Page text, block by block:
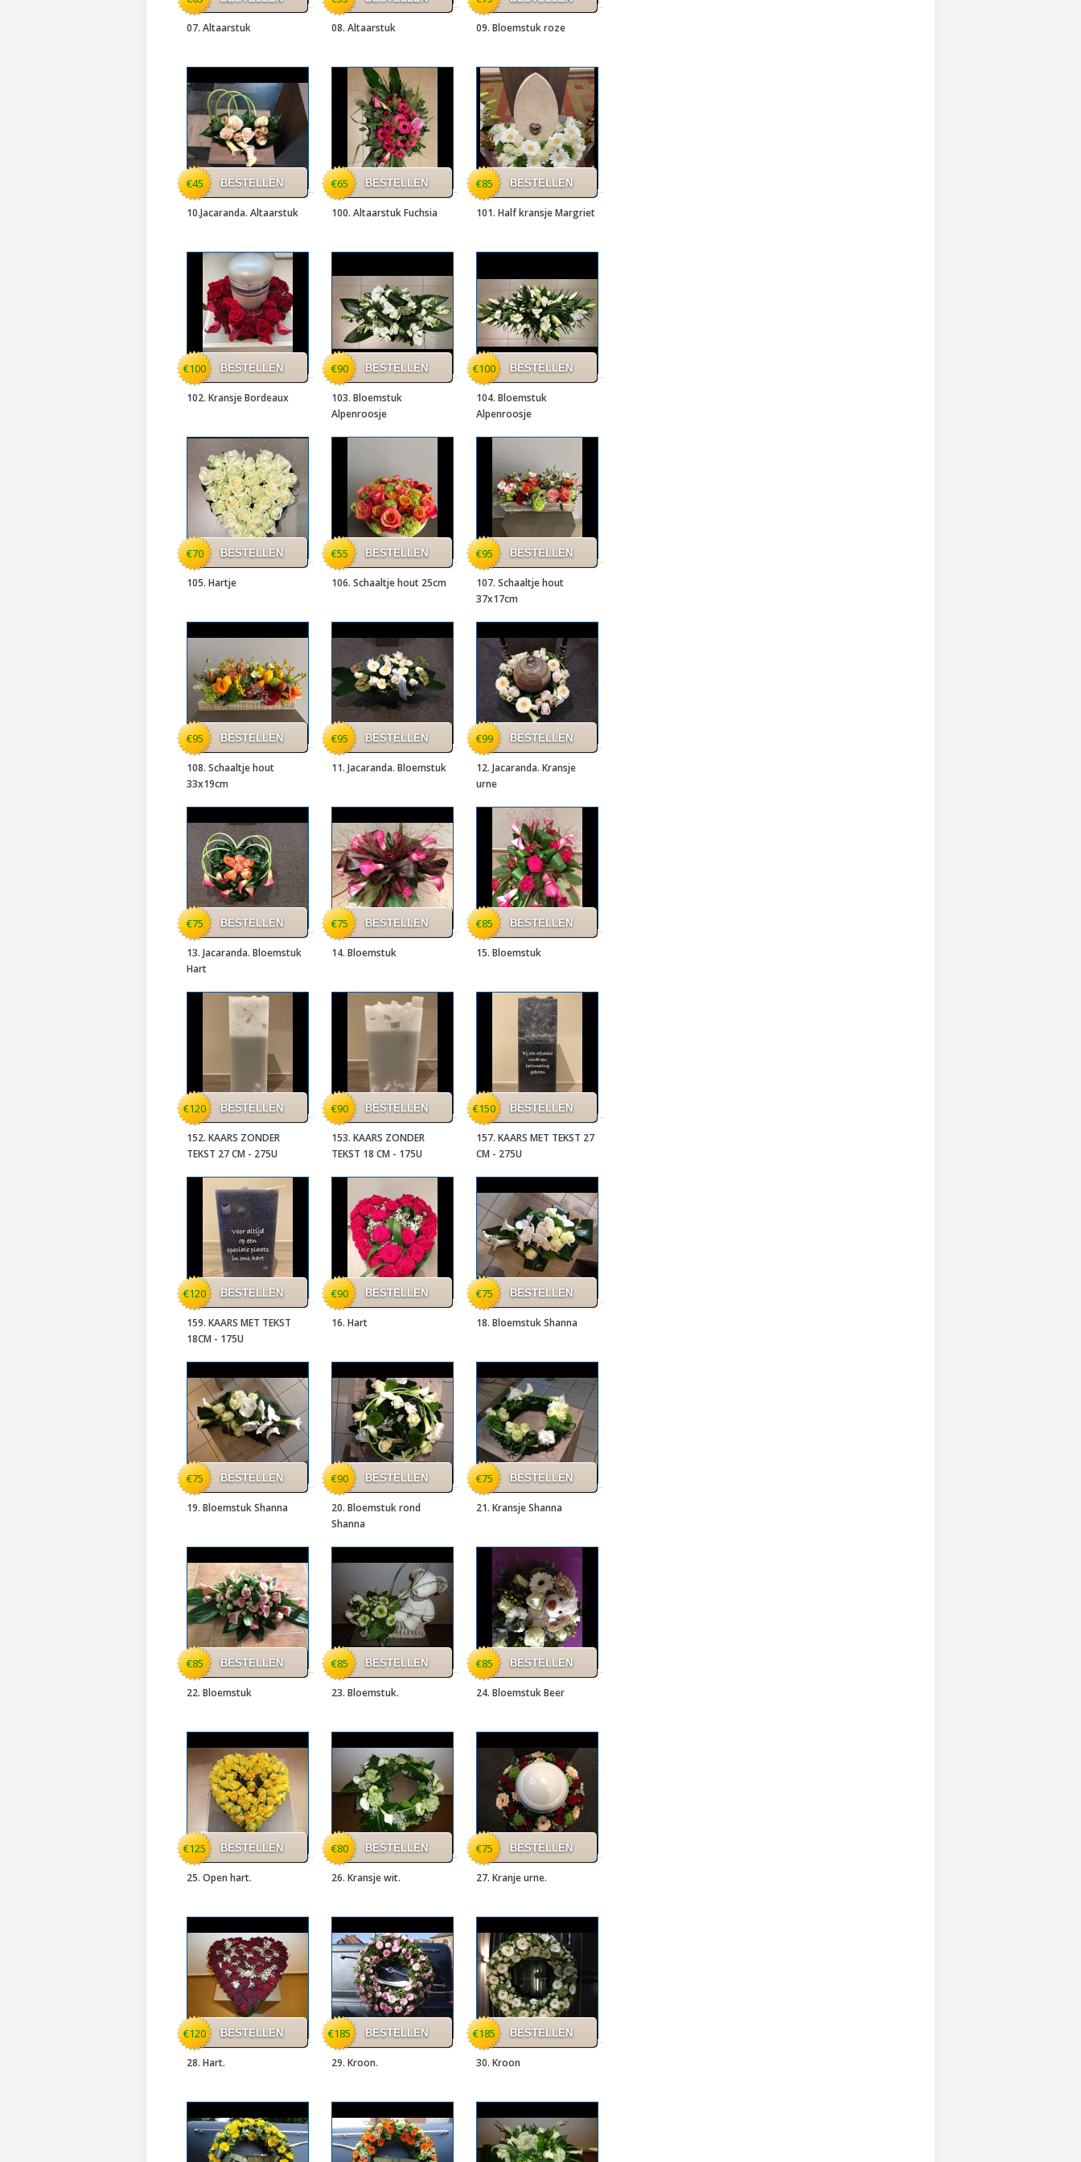
07. Altaarstuk 08. Altaarstuk 09. Bloemstuk roze
10.Jacaranda. Altaarstuk
€45
100. Altaarstuk Fuchsia
€65
101. Half kransje Margriet
€85
102. Kransje Bordeaux
€100
103. Bloemstuk
Alpenroosje
€90
104. Bloemstuk
Alpenroosje
€100
105. Hartje
€70
106. Schaaltje hout 25cm
€55
107. Schaaltje hout
37x17cm
€95
108. Schaaltje hout
33x19cm
€95
11. Jacaranda. Bloemstuk
€95
12. Jacaranda. Kransje
urne
€99
13. Jacaranda. Bloemstuk
Hart
€75
14. Bloemstuk
€75
15. Bloemstuk
€85
152. KAARS ZONDER
TEKST 27 CM - 275U
€120
153. KAARS ZONDER
TEKST 18 CM - 175U
€90
157. KAARS MET TEKST 27
CM - 275U
€150
159. KAARS MET TEKST
18CM - 175U
€120
16. Hart
€90
18. Bloemstuk Shanna
€75
19. Bloemstuk Shanna
€75
20. Bloemstuk rond
Shanna
€90
21. Kransje Shanna
€75
22. Bloemstuk
€85
23. Bloemstuk.
€85
24. Bloemstuk Beer
€85
25. Open hart.
€125
26. Kransje wit.
€80
27. Kranje urne.
€75
28. Hart.
€120
29. Kroon.
€185
30. Kroon
€185